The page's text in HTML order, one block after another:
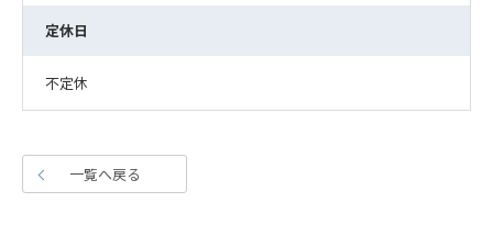
定休日
不定休
一覧へ戻る